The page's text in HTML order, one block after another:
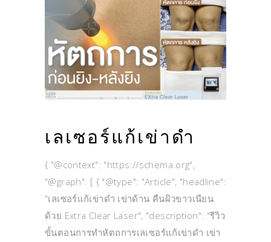
เลเซอร์แก้เข่าดำ
{ "@context": "https://schema.org",
"@graph": [ { "@type": "Article", "headline":
"เลเซอร์แก้เข่าดำ เข่าด้าน คืนผิวขาวเนียน
ด้วย Extra Clear Laser", "description": "รีวิว
ขั้นตอนการทำหัตถการเลเซอร์แก้เข่าดำ เข่า